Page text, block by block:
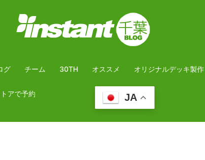
グ チーム 30TH オススメ オリジナルデッキ製作
アで予約 JA